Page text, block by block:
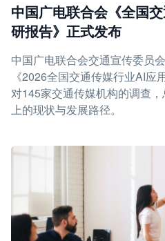
中国广电联合会《全国
研报告》正式发布
中国广电联合会交通宣传委员
《2026全国交通传媒行业AI应
对145家交通传媒机构的调查
上的现状与发展路径。